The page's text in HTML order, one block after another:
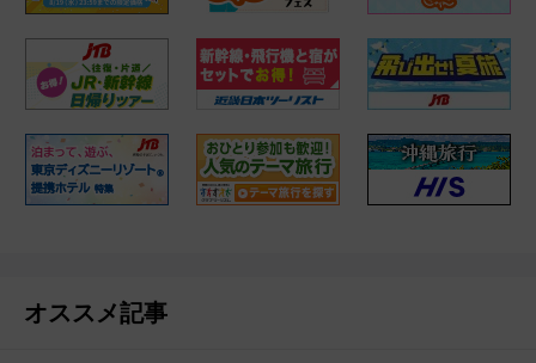
オススメ記事